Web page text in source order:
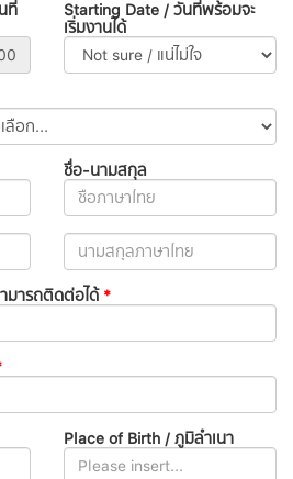
ที่
Starting Date / วันที่พร้อมจะ
เริ่มงานได้
ชื่อ-นามสกุล
มารถติดต่อได้ *
Place of Birth / ภูมิลำเนา